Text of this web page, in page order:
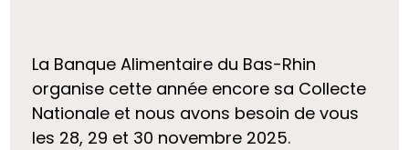
La Banque Alimentaire du Bas-Rhin
organise cette année encore sa Collecte
Nationale et nous avons besoin de vous
les 28, 29 et 30 novembre 2025.